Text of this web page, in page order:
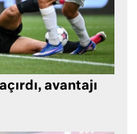
avantajı